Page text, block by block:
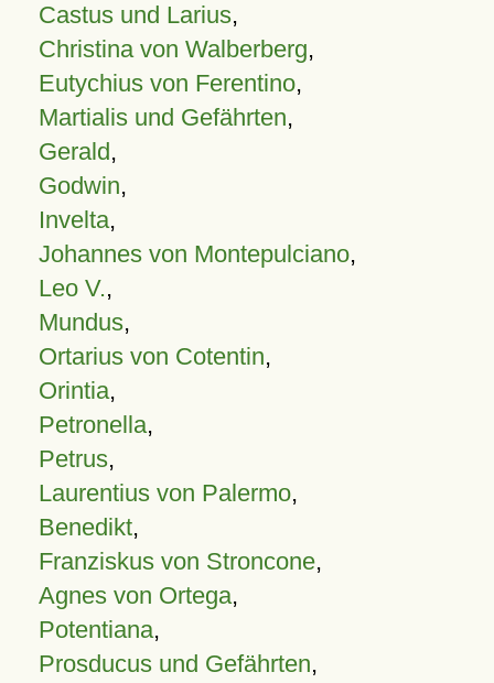
Castus und Larius,
Christina von Walberberg,
Eutychius von Ferentino,
Martialis und Gefährten,
Gerald,
Godwin,
Invelta,
Johannes von Montepulciano,
Leo V.,
Mundus,
Ortarius von Cotentin,
Orintia,
Petronella,
Petrus,
Laurentius von Palermo,
Benedikt,
Franziskus von Stroncone,
Agnes von Ortega,
Potentiana,
Prosducus und Gefährten,